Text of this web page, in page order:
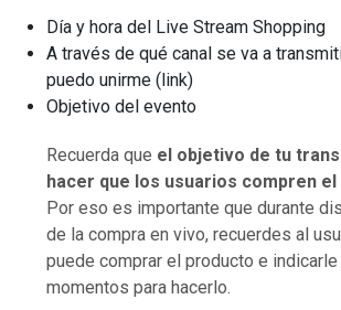
Día y hora del Live Stream Shopping
A través de qué canal se va a
puedo unirme (link)
Objetivo del evento
Recuerda que el objetivo de tu
hacer que los usuarios compren
Por eso es importante que durante
de la compra en vivo, recuerdes al
puede comprar el producto e
momentos para hacerlo.